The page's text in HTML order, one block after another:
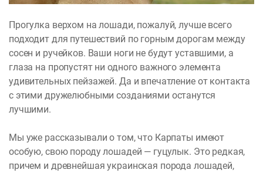
Прогулка верхом на лошади, пожалуй, лучше всего
подходит для путешествий по горным дорогам между
сосен и ручейков. Ваши ноги не будут уставшими, а
глаза на пропустят ни одного важного элемента
удивительных пейзажей. Да и впечатление от контакта
с этими дружелюбными созданиями останутся
лучшими.
Мы уже рассказывали о том, что Карпаты имеют
особую, свою породу лошадей — гуцулык. Это редкая,
причем и древнейшая украинская порода лошадей,